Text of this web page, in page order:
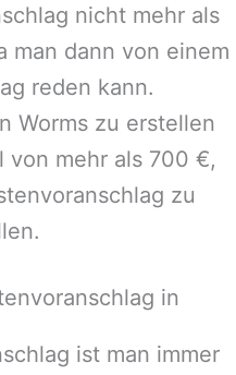
nicht mehr als
man dann von einem
reden kann.
Wormszu erstellen
von mehr als 700 €,
zu
in
ist man immer